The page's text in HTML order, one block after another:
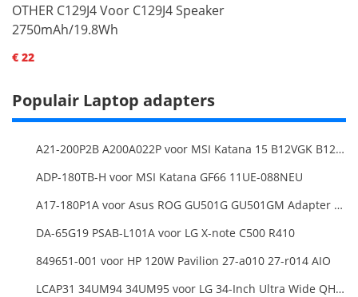
OTHER C129J4 Voor C129J4 Speaker
2750mAh/19.8Wh
€ 22
Populair Laptop adapters
A21-200P2B A200A022P voor MSI Katana 15 B12VGK B12VFK B12VEK
ADP-180TB-H voor MSI Katana GF66 11UE-088NEU
A17-180P1A voor Asus ROG GU501G GU501GM Adapter Power Supply
DA-65G19 PSAB-L101A voor LG X-note C500 R410
849651-001 voor HP 120W Pavilion 27-a010 27-r014 AIO
LCAP31 34UM94 34UM95 voor LG 34-Inch Ultra Wide QHD Monitor LED